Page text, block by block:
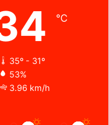
℃
35º - 31º
53%
3.96 km/h